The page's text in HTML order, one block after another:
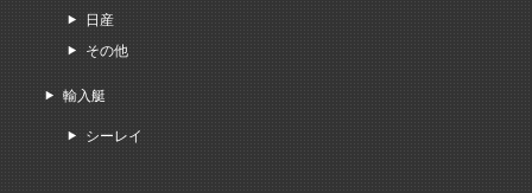
日産
その他
輸入艇
シーレイ